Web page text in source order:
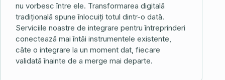
nu vorbesc între ele. Transformarea digitală
tradițională spune înlocuiți totul dintr-o dată.
Serviciile noastre de integrare pentru întreprinderi
conectează mai întâi instrumentele existente,
câte o integrare la un moment dat, fiecare
validată înainte de a merge mai departe.